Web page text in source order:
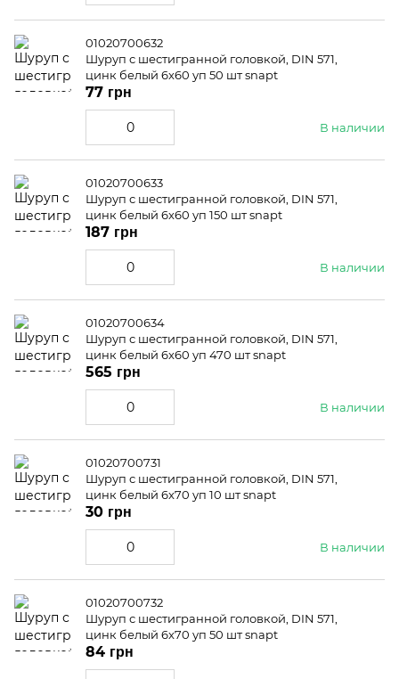
01020700632
Шуруп с шестигранной головкой, DIN 571,
цинк белый 6x60 уп 50 шт snapt
В наличии
77 грн
01020700633
Шуруп с шестигранной головкой, DIN 571,
цинк белый 6x60 уп 150 шт snapt
В наличии
187 грн
01020700634
Шуруп с шестигранной головкой, DIN 571,
цинк белый 6x60 уп 470 шт snapt
В наличии
565 грн
01020700731
Шуруп с шестигранной головкой, DIN 571,
цинк белый 6x70 уп 10 шт snapt
В наличии
30 грн
01020700732
Шуруп с шестигранной головкой, DIN 571,
цинк белый 6x70 уп 50 шт snapt
84 грн